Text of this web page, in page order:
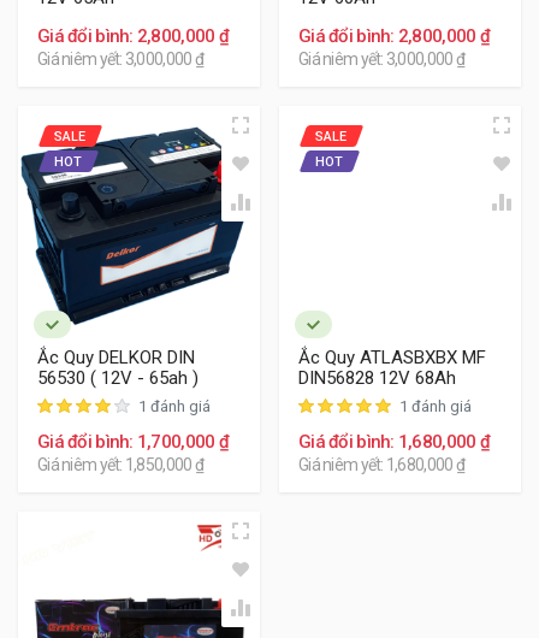
Giá đổi bình: 2,800,000 ₫
Giá niêm yết: 3,000,000 ₫
Giá đổi bình: 2,800,000 ₫
Giá niêm yết: 3,000,000 ₫
SALE
HOT
Ắc Quy DELKOR DIN
56530 ( 12V - 65ah )
1 đánh giá
Giá đổi bình: 1,700,000 ₫
Giá niêm yết: 1,850,000 ₫
SALE
HOT
Ắc Quy ATLASBXBX MF
DIN56828 12V 68Ah
1 đánh giá
Giá đổi bình: 1,680,000 ₫
Giá niêm yết: 1,680,000 ₫